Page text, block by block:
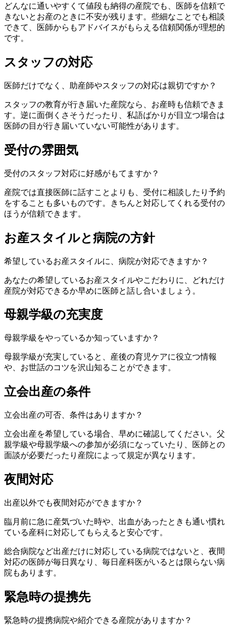
どんなに通いやすくて値段も納得の産院でも、医師を信頼で
きないとお産のときに不安が残ります。些細なことでも相談
できて、医師からもアドバイスがもらえる信頼関係が理想的
です。
スタッフの対応
医師だけでなく、助産師やスタッフの対応は親切ですか？
スタッフの教育が行き届いた産院なら、お産時も信頼できま
す。逆に面倒くさそうだったり、私語ばかりが目立つ場合は
医師の目が行き届いていない可能性があります。
受付の雰囲気
受付のスタッフ対応に好感がもてますか？
産院では直接医師に話すことよりも、受付に相談したり予約
をすることも多いものです。きちんと対応してくれる受付の
ほうが信頼できます。
お産スタイルと病院の方針
希望しているお産スタイルに、病院が対応できますか？
あなたの希望しているお産スタイルやこだわりに、どれだけ
産院が対応できるか早めに医師と話し合いましょう。
母親学級の充実度
母親学級をやっているか知っていますか？
母親学級が充実していると、産後の育児ケアに役立つ情報
や、お世話のコツを沢山知ることができます。
立会出産の条件
立会出産の可否、条件はありますか？
立会出産を希望している場合、早めに確認してください。父
親学級や母親学級への参加が必須になっていたり、医師との
面談が必要だったり産院によって規定が異なります。
夜間対応
出産以外でも夜間対応ができますか？
臨月前に急に産気づいた時や、出血があったときも通い慣れ
ている産科に対応してもらえると安心です。
総合病院など出産だけに対応している病院ではないと、夜間
対応の医師が毎日異なり、毎日産科医がいるとは限らない病
院もあります。
緊急時の提携先
緊急時の提携病院や紹介できる産院がありますか？